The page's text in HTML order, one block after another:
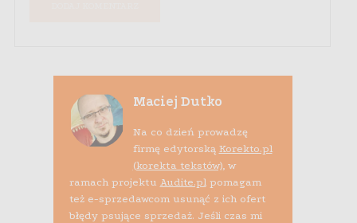
Maciej Dutko
Na co dzień prowadzę
firmę edytorską Korekto.pl
(korekta tekstów), w
ramach projektu Audite.plpomagam
też e-sprzedawcom usunąć z ich ofert
błędy psujące sprzedaż. Jeśli czas mi